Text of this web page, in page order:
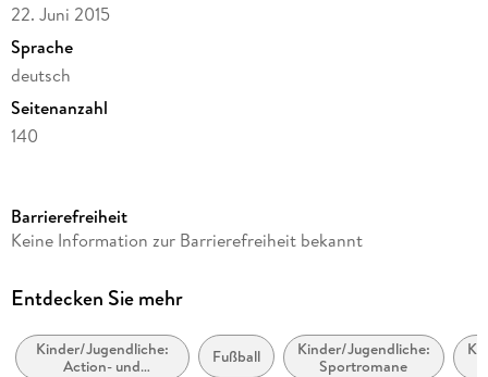
22. Juni 2015
Sprache
deutsch
Seitenanzahl
140
Reihe
Autor/Autorin
Übersetzung
Barrierefreiheit
Keine Information zur Barrierefreiheit bekannt
Entdecken Sie mehr
Kinder/Jugendliche:
Action- und
Fußball
Kinder/Jugendliche:
Sportromane